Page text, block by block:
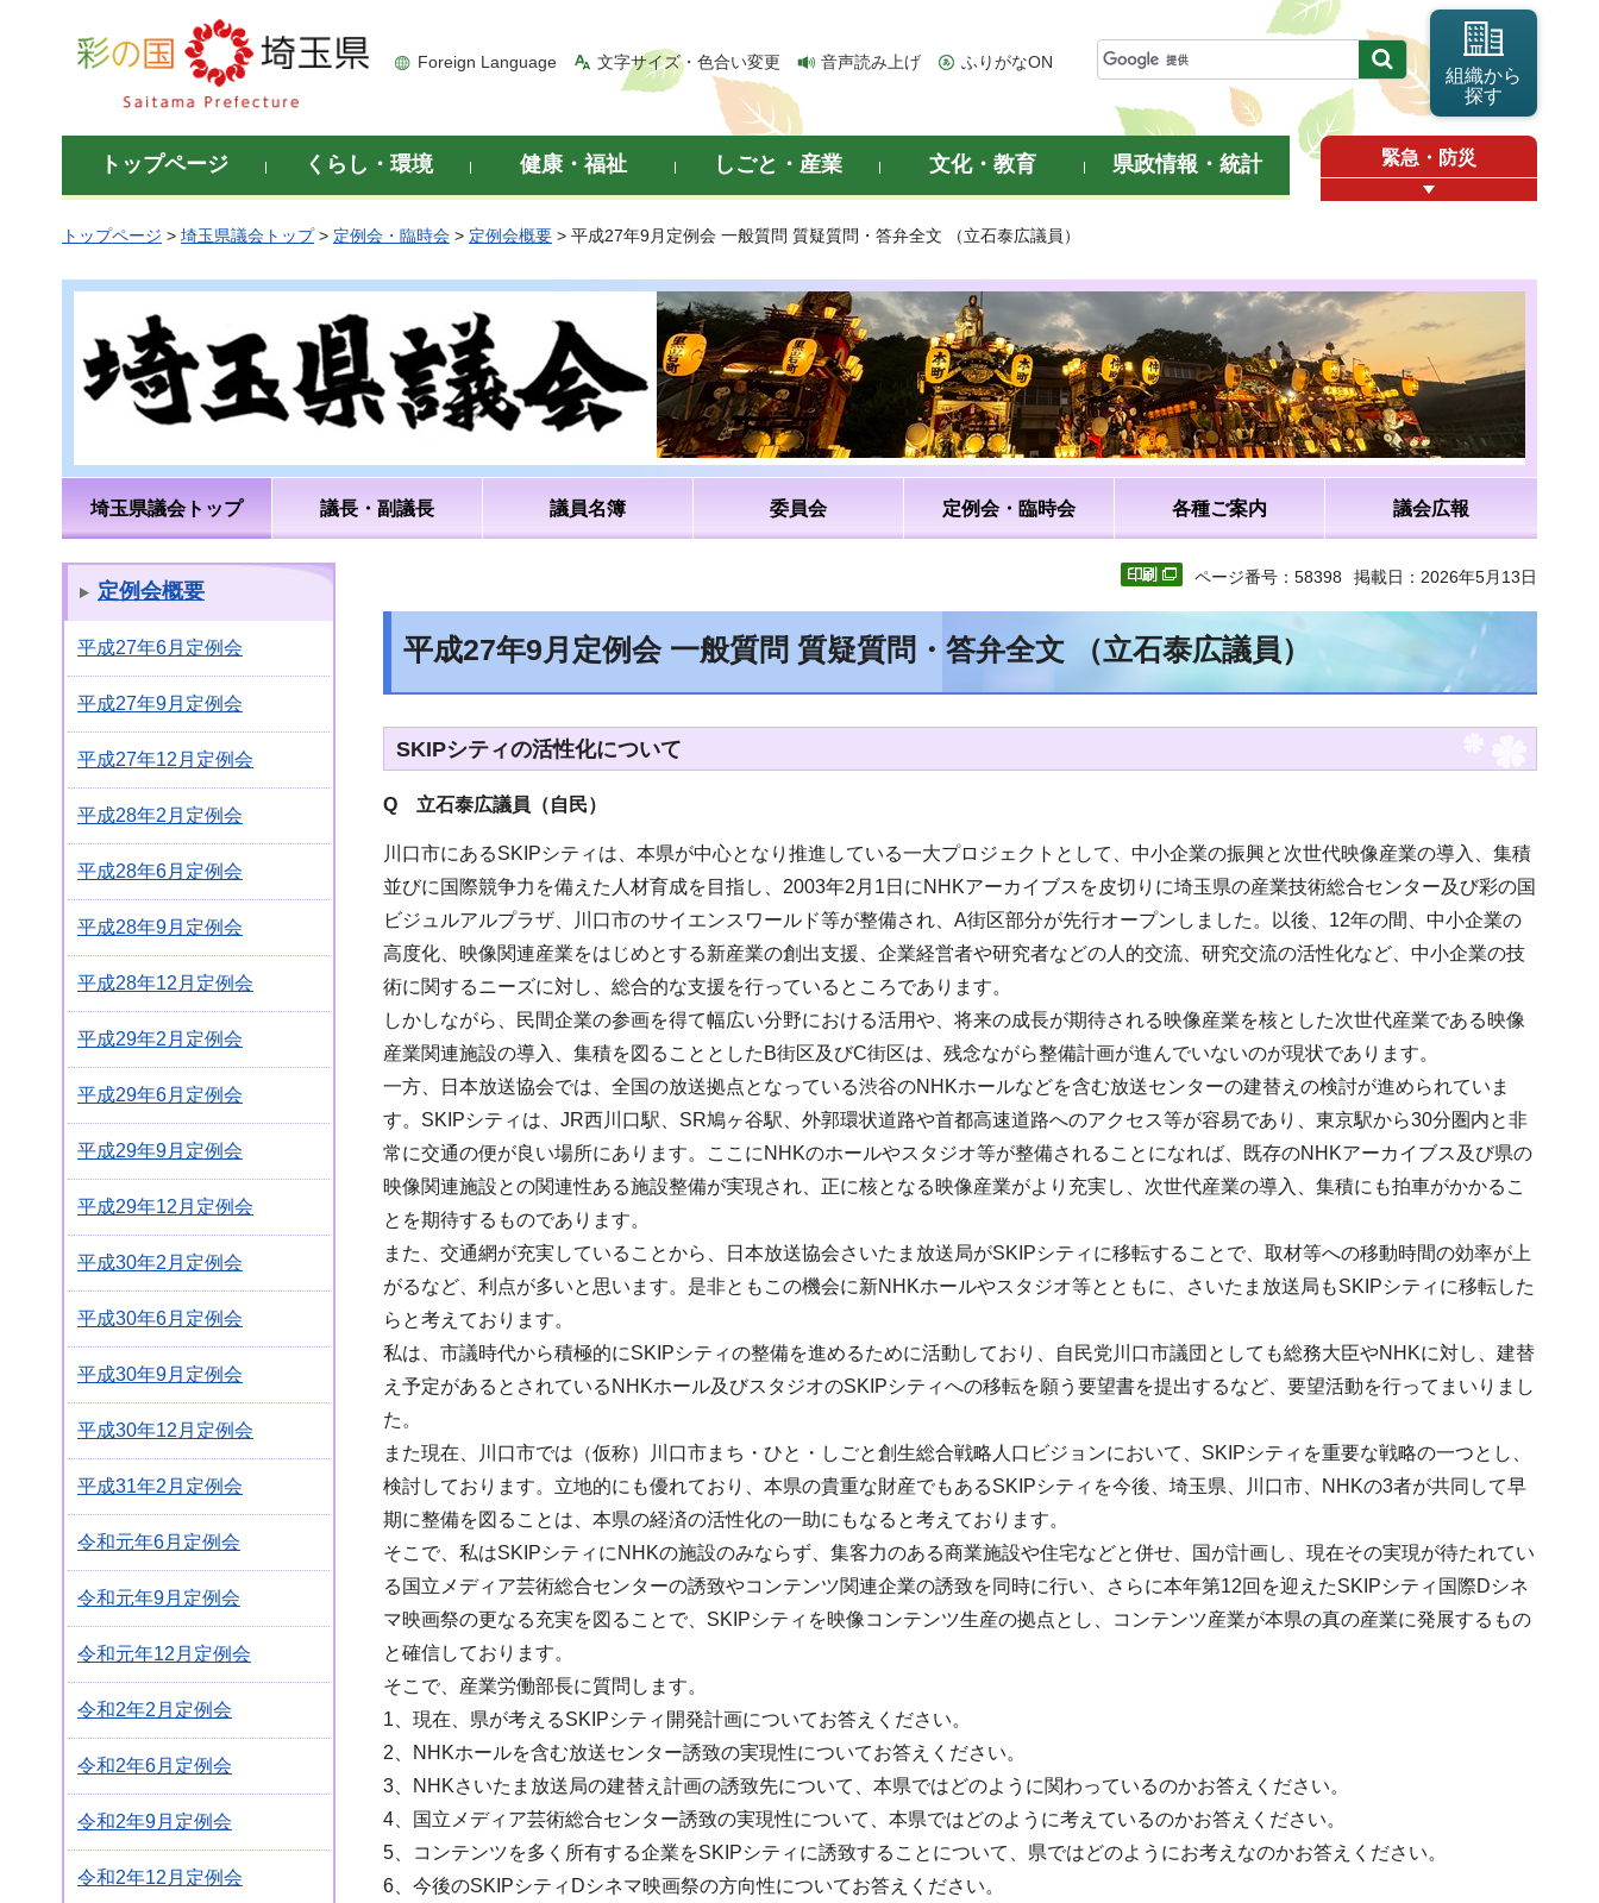
彩の国 埼玉県
Foreign Language 文字サイズ・色合い変更 音声読み上げ ふりがなON
組織から
探す
トップページ くらし・環境 健康・福祉 しごと・産業 文化・教育 県政情報・統計 緊急・防災
トップページ > 埼玉県議会トップ> 定例会・臨時会 > 定例会概要 > 平成27年9月定例会 一般質問 質疑質問・答弁全文 （立石泰広議員）
埼玉県議会トップ 議長・副議長 議員名簿 委員会 定例会・臨時会 各種ご案内 議会広報
定例会概要
平成27年6月定例会
平成27年9月定例会
平成27年12月定例会
平成28年2月定例会
平成28年6月定例会
平成28年9月定例会
平成28年12月定例会
平成29年2月定例会
平成29年6月定例会
平成29年9月定例会
平成29年12月定例会
平成30年2月定例会
平成30年6月定例会
平成30年9月定例会
平成30年12月定例会
平成31年2月定例会
令和元年6月定例会
令和元年9月定例会
令和元年12月定例会
令和2年2月定例会
令和2年6月定例会
令和2年9月定例会
令和2年12月定例会
ページ番号：58398 掲載日：2026年5月13日
平成27年9月定例会 一般質問 質疑質問・答弁全文 （立石泰広議員）
SKIPシティの活性化について
Q 立石泰広議員（自民）
川口市にあるSKIPシティは、本県が中心となり推進している一大プロジェクトとして、中小企業の振興と次世代映像産業の導入、集積
並びに国際競争力を備えた人材育成を目指し、2003年2月1日にNHKアーカイブスを皮切りに埼玉県の産業技術総合センター及び彩の国
ビジュルアルプラザ、川口市のサイエンスワールド等が整備され、A街区部分が先行オープンしました。以後、12年の間、中小企業の
高度化、映像関連産業をはじめとする新産業の創出支援、企業経営者や研究者などの人的交流、研究交流の活性化など、中小企業の技
術に関するニーズに対し、総合的な支援を行っているところであります。
しかしながら、民間企業の参画を得て幅広い分野における活用や、将来の成長が期待される映像産業を核とした次世代産業である映像
産業関連施設の導入、集積を図ることとしたB街区及びC街区は、残念ながら整備計画が進んでいないのが現状であります。
一方、日本放送協会では、全国の放送拠点となっている渋谷のNHKホールなどを含む放送センターの建替えの検討が進められていま
す。SKIPシティは、JR西川口駅、SR鳩ヶ谷駅、外郭環状道路や首都高速道路へのアクセス等が容易であり、東京駅から30分圏内と非
常に交通の便が良い場所にあります。ここにNHKのホールやスタジオ等が整備されることになれば、既存のNHKアーカイブス及び県の
映像関連施設との関連性ある施設整備が実現され、正に核となる映像産業がより充実し、次世代産業の導入、集積にも拍車がかかるこ
とを期待するものであります。
また、交通網が充実していることから、日本放送協会さいたま放送局がSKIPシティに移転することで、取材等への移動時間の効率が上
がるなど、利点が多いと思います。是非ともこの機会に新NHKホールやスタジオ等とともに、さいたま放送局もSKIPシティに移転した
らと考えております。
私は、市議時代から積極的にSKIPシティの整備を進めるために活動しており、自民党川口市議団としても総務大臣やNHKに対し、建替
え予定があるとされているNHKホール及びスタジオのSKIPシティへの移転を願う要望書を提出するなど、要望活動を行ってまいりまし
た。
また現在、川口市では（仮称）川口市まち・ひと・しごと創生総合戦略人口ビジョンにおいて、SKIPシティを重要な戦略の一つとし、
検討しております。立地的にも優れており、本県の貴重な財産でもあるSKIPシティを今後、埼玉県、川口市、NHKの3者が共同して早
期に整備を図ることは、本県の経済の活性化の一助にもなると考えております。
そこで、私はSKIPシティにNHKの施設のみならず、集客力のある商業施設や住宅などと併せ、国が計画し、現在その実現が待たれてい
る国立メディア芸術総合センターの誘致やコンテンツ関連企業の誘致を同時に行い、さらに本年第12回を迎えたSKIPシティ国際Dシネ
マ映画祭の更なる充実を図ることで、SKIPシティを映像コンテンツ生産の拠点とし、コンテンツ産業が本県の真の産業に発展するもの
と確信しております。
そこで、産業労働部長に質問します。
1、現在、県が考えるSKIPシティ開発計画についてお答えください。
2、NHKホールを含む放送センター誘致の実現性についてお答えください。
3、NHKさいたま放送局の建替え計画の誘致先について、本県ではどのように関わっているのかお答えください。
4、国立メディア芸術総合センター誘致の実現性について、本県ではどのように考えているのかお答えください。
5、コンテンツを多く所有する企業をSKIPシティに誘致することについて、県ではどのようにお考えなのかお答えください。
6、今後のSKIPシティDシネマ映画祭の方向性についてお答えください。